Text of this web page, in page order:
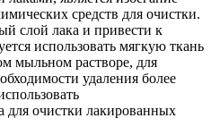
средств для очистки.
слой лака и привести к
использовать мягкую ткань
мыльном растворе, для
удаления более
для очистки лакированных